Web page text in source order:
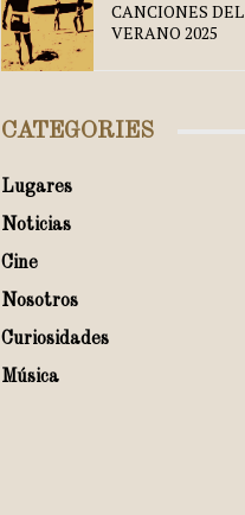
CANCIONES DEL
VERANO 2025
CATEGORIES
Lugares
Noticias
Cine
Nosotros
Curiosidades
Música